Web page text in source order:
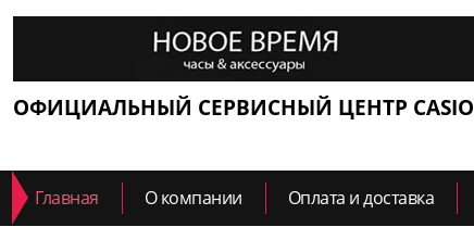
ОФИЦИАЛЬНЫЙ СЕРВИСНЫЙ ЦЕНТР CASIO
Главная О компании Оплата и доставка